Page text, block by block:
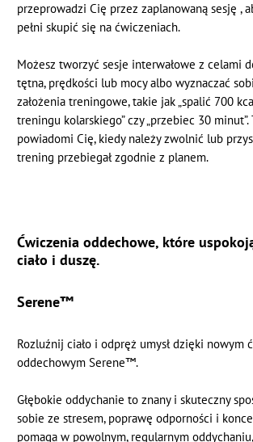
przeprowadzi Cię przez zaplanowaną sesję ,
pełni skupić się na ćwiczeniach.
Możesz tworzyć sesje interwałowe z celami
tętna, prędkości lub mocy albo wyznaczać
założenia treningowe, takie jak „spalić 700
treningu kolarskiego” czy „przebiec 30
powiadomi Cię, kiedy należy zwolnić lub
trening przebiegał zgodnie z planem.
Ćwiczenia oddechowe, które
ciało i duszę.
Serene™
Rozluźnij ciało i odpręż umysł dzięki nowym
oddechowym Serene™.
Głębokie oddychanie to znany i skuteczny
sobie ze stresem, poprawę odporności i
pomaga w powolnym, regularnym